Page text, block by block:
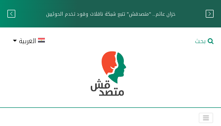
خزان عائم.. "متصدقش" تتبع شبكة ناقلات وقود تخدم الحوثيين
بحث العربية